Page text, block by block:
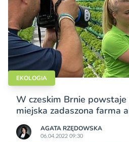
EKOLOGIA
W czeskim Brnie
miejska zadaszona farma
AGATA RZĘDOWSKA
06.04.2022 09:30